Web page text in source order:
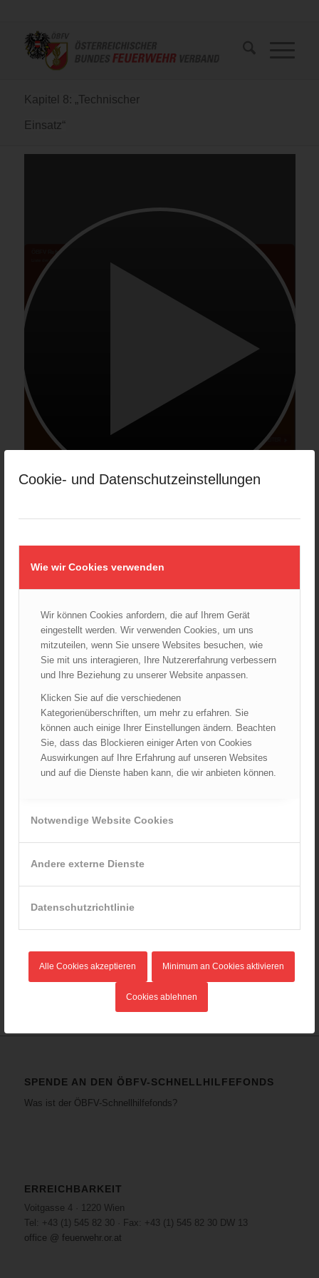
Cookie- und Datenschutzeinstellungen
Wie wir Cookies verwenden
Wir können Cookies anfordern, die auf Ihrem Gerät
eingestellt werden. Wir verwenden Cookies, um uns
mitzuteilen, wenn Sie unsere Websites besuchen, wie
Sie mit uns interagieren, Ihre Nutzererfahrung verbessern
und Ihre Beziehung zu unserer Website anpassen.
Klicken Sie auf die verschiedenen
Kategorienüberschriften, um mehr zu erfahren. Sie
können auch einige Ihrer Einstellungen ändern. Beachten
Sie, dass das Blockieren einiger Arten von Cookies
Auswirkungen auf Ihre Erfahrung auf unseren Websites
und auf die Dienste haben kann, die wir anbieten können.
Notwendige Website Cookies
Andere externe Dienste
Datenschutzrichtlinie
Alle Cookies akzeptieren Minimum an Cookies aktivieren
Cookies ablehnen
Kapitel 8: „Technischer
Einsatz“
ALLIANZ Versicherung Österreich unterstützt Präventionsarbeit
BOS-Drohnen
Datenschutzgrundverordnung
Downloads
FELIX & ÖBFV Feuerwehrjugendfördertopf
Feuerwehrbekleidung
Links
ÖBFV-Schnellhilfefonds
Rechtliche Aspekte der Feuerwehr-Öffentlichkeitsarbeit
TRVB – Arbeitskreis
SPENDE AN DEN ÖBFV-SCHNELLHILFEFONDS
Was ist der ÖBFV-Schnellhilfefonds?
ERREICHBARKEIT
Voitgasse 4 · 1220 Wien
Tel: +43 (1) 545 82 30 · Fax: +43 (1) 545 82 30 DW 13
office @ feuerwehr.or.at